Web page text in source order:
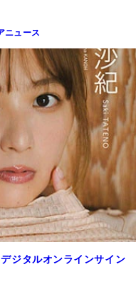
ニュース
ジタルオンラインサイン